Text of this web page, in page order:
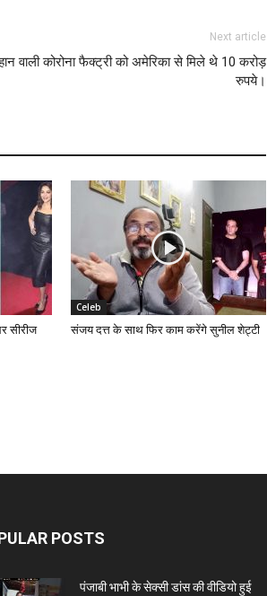
Next article
वाली कोरोना फैक्ट्री को अमेरिका से मिले थे 10 करोड़
रुपये।
सीरीज
Celeb
संजय दत्त के साथ फिर काम करेंगे सुनील शेट्टी
POSTS
पंजाबी भाभी के सेक्सी डांस की वीडियो हुई